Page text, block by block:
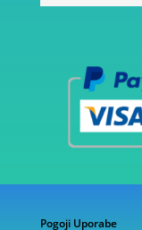
Pogoji Uporabe